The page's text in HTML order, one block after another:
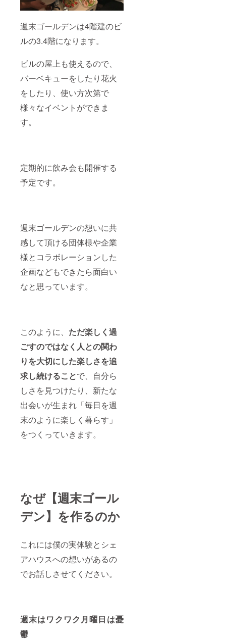
週末ゴールデンは4階建のビ
ルの3.4階になります。
ビルの屋上も使えるので、
バーベキューをしたり花火
をしたり、使い方次第で
様々なイベントができま
す。
定期的に飲み会も開催する
予定です。
週末ゴールデンの想いに共
感して頂ける団体様や企業
様とコラボレーションした
企画などもできたら面白い
なと思っています。
このように、 ただ楽しく過
ごすのではなく人との関わ
りを大切にした楽しさを追
求し続けることで、自分ら
しさを見つけたり、新たな
出会いが生まれ「毎日を週
末のように楽しく暮らす」
をつくっていきます。
なぜ【週末ゴール
デン】を作るのか
これには僕の実体験とシェ
アハウスへの想いがあるの
でお話しさせてください。
週末はワクワク月曜日は憂
鬱